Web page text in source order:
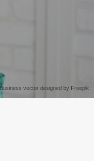
Business vector designed by Freepik